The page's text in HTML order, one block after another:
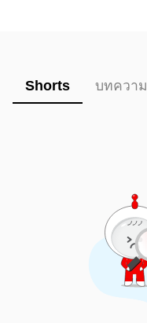
Shorts บทความ